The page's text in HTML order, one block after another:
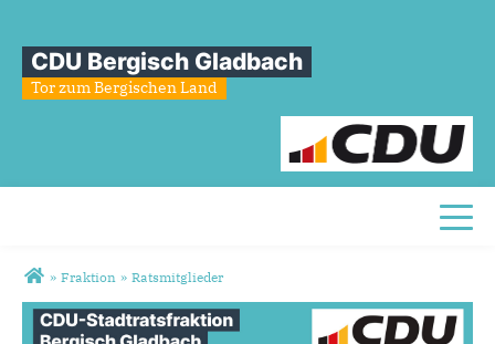
CDU Bergisch Gladbach
Tor zum Bergischen Land
Sie sind hier
» Fraktion » Ratsmitglieder
Fraktionsmitglieder